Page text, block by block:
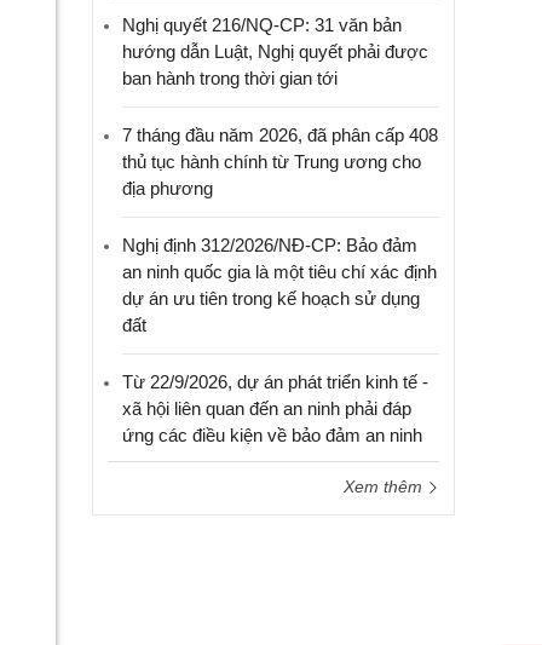
Nghị quyết 216/NQ-CP: 31 văn bản
hướng dẫn Luật, Nghị quyết phải được
ban hành trong thời gian tới
7 tháng đầu năm 2026, đã phân cấp 408
thủ tục hành chính từ Trung ương cho
địa phương
Nghị định 312/2026/NĐ-CP: Bảo đảm
an ninh quốc gia là một tiêu chí xác định
dự án ưu tiên trong kế hoạch sử dụng
đất
Từ 22/9/2026, dự án phát triển kinh tế -
xã hội liên quan đến an ninh phải đáp
ứng các điều kiện về bảo đảm an ninh
Xem thêm